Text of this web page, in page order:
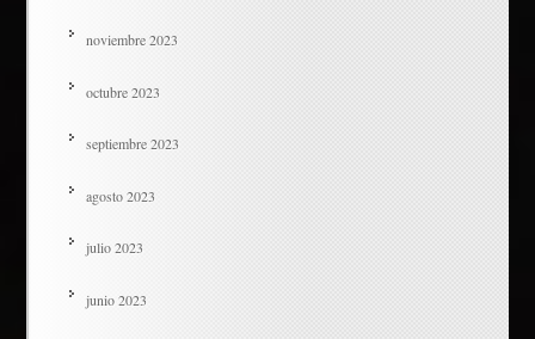
noviembre 2023
octubre 2023
septiembre 2023
agosto 2023
julio 2023
junio 2023